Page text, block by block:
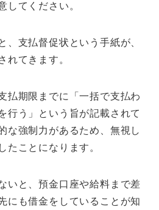
してください。
、支払督促状という手紙が、
れてきます。
払期限までに「一括で支払わ
行う」という旨が記載されて
な強制力があるため、無視し
たことになります。
いと、預金口座や給料まで差
にも借金をしていることが知